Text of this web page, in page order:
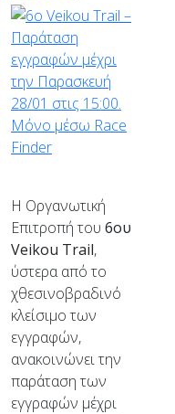
Η Οργανωτική
Επιτροπή του 6ου
Veikou Trail,
ύστερα από το
χθεσινοβραδινό
κλείσιμο των
εγγραφών,
ανακοινώνει την
παράταση των
εγγραφών μέχρι